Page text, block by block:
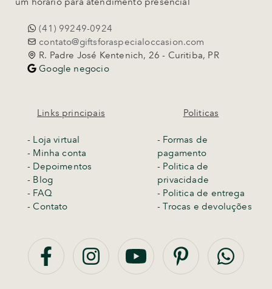
(41) 99249-0924
contato@giftsforaspecialoccasion.com
R. Padre José Kentenich, 26 - Curitiba, PR
Google negocio
Links principais
- Loja virtual
- Minha conta
- Depoimentos
- Blog
- FAQ
- Contato
Politicas
- Formas de
pagamento
- Politica de
privacidade
- Politica de entrega
-Trocas e devoluções